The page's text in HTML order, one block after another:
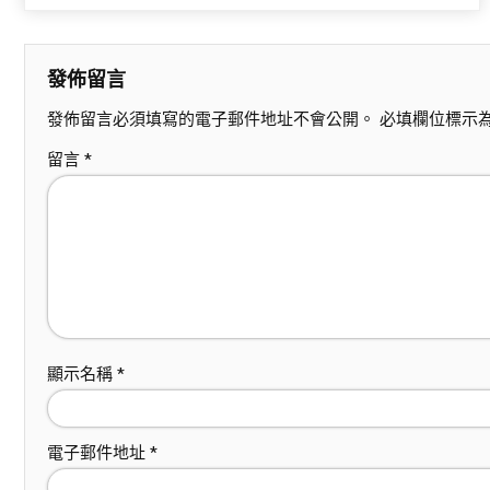
發佈留言
發佈留言必須填寫的電子郵件地址不會公開。 必填欄位標示
留言 *
顯示名稱 *
電子郵件地址 *